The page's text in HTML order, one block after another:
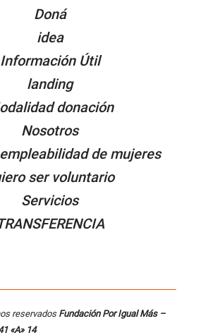
Doná
idea
Información Útil
landing
donación
Nosotros
de mujeres
ser voluntario
Servicios
reservadosFundación Por Igual Más –
«A» 14